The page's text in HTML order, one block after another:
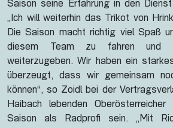
Saison seine Erfahrung in den
„Ich will weiterhin das Trikot von
Die Saison macht richtig viel Spaß
diesem Team zu fahren und
weiterzugeben. Wir haben ein
überzeugt, dass wir gemeinsam
können“, so Zoidl bei der
Haibach lebenden
Saison als Radprofi sein. „Mit